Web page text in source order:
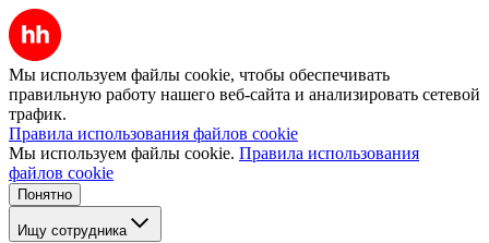
Мы используем файлы cookie, чтобы обеспечивать
правильную работу нашего веб-сайта и анализировать сетевой
трафик.
Правила использования файлов cookie
Мы используем файлы cookie. Правила использования
файлов cookie
Понятно
Ищу сотрудника